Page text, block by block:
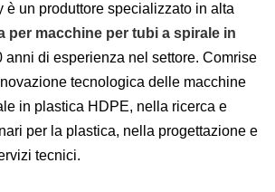
è un produttore specializzato in alta
per macchine per tubi a spirale in
anni di esperienza nel settore. Comrise
tecnologica delle macchine
in plastica HDPE, nella ricerca e
per la plastica, nella progettazione e
tecnici.